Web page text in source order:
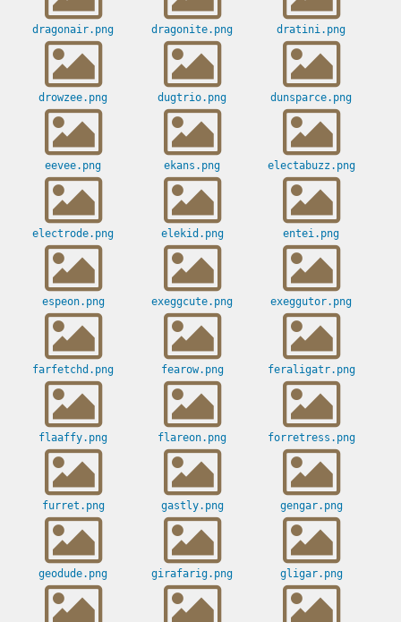
dragonair.png dragonite.png dratini.png
drowzee.png dugtrio.png dunsparce.png
eevee.png ekans.png electabuzz.png
electrode.png elekid.png entei.png
espeon.png exeggcute.png exeggutor.png
farfetchd.png fearow.png feraligatr.png
flaaffy.png flareon.png forretress.png
furret.png gastly.png gengar.png
geodude.png girafarig.png gligar.png